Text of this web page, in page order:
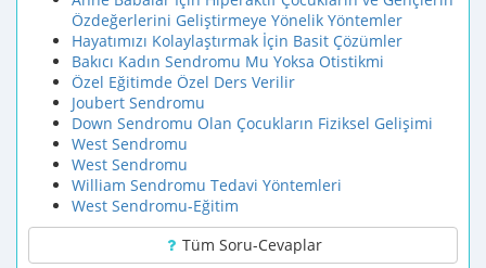
Özdeğerlerini Geliştirmeye Yönelik Yöntemler
Hayatımızı Kolaylaştırmak İçin Basit Çözümler
Bakıcı Kadın Sendromu Mu Yoksa Otistikmi
Özel Eğitimde Özel Ders Verilir
Joubert Sendromu
Down Sendromu Olan Çocukların Fiziksel Gelişimi
West Sendromu
West Sendromu
William Sendromu Tedavi Yöntemleri
West Sendromu-Eğitim
Tüm Soru-Cevaplar